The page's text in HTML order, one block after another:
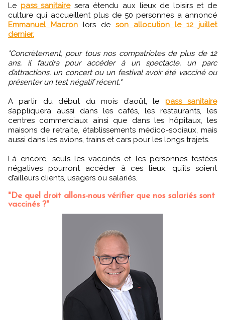
Le pass sanitairesera étendu aux lieux de loisirs et de
culture qui accueillent plus de 50 personnes a annoncé
Emmanuel Macron lors de son allocution le 12 juillet
dernier.
"Concrètement, pour tous nos compatriotes de plus de 12
ans, il faudra pour accéder à un spectacle, un parc
d’attractions, un concert ou un festival avoir été vacciné ou
présenter un test négatif récent."
A partir du début du mois d’août, le pass sanitaire
s’appliquera aussi dans les cafés, les restaurants, les
centres commerciaux ainsi que dans les hôpitaux, les
maisons de retraite, établissements médico-sociaux, mais
aussi dans les avions, trains et cars pour les longs trajets.
Là encore, seuls les vaccinés et les personnes testées
négatives pourront accéder à ces lieux, qu’ils soient
d’ailleurs clients, usagers ou salariés.
"De quel droit allons-nous vérifier que nos salariés sont
vaccinés ?"